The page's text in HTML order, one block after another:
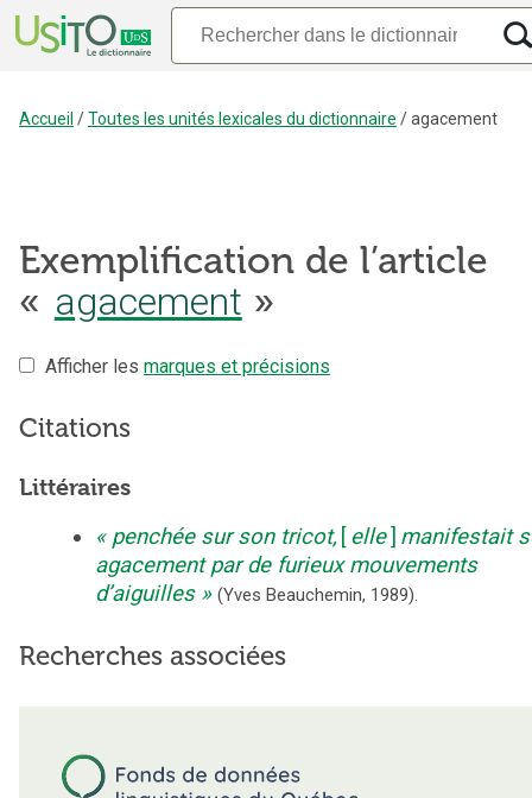
Accueil /Toutes les unités lexicales du dictionnaire /agacement
Exemplification de l’article
« agacement »
Afficher les marques et précisions
Citations
Littéraires
penchée sur son tricot, [elle] manifestait
agacement par de furieux mouvements
d’aiguilles
(Yves Beauchemin, 1989).
Recherches associées